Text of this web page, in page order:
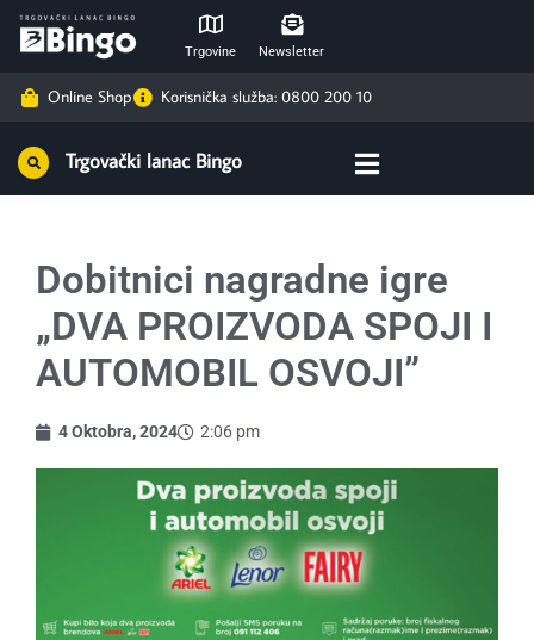
Trgovine Newsletter
Online Shop Korisnička služba: 0800 200 10
Trgovački lanac Bingo
Dobitnici nagradne igre
„DVA PROIZVODA SPOJI I
AUTOMOBIL OSVOJI”
4 Oktobra, 2024 2:06 pm